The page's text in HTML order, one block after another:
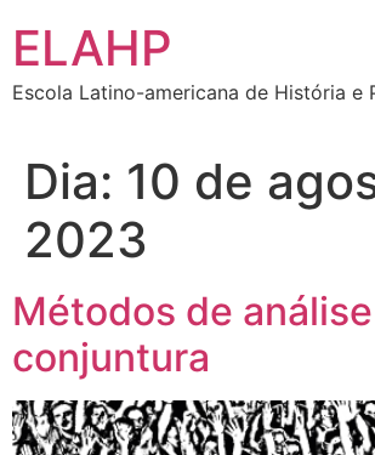
para
conteúdo
ELAHP
Escola Latino-americana de História e
Dia: 10 de
2023
Métodos de
conjuntura